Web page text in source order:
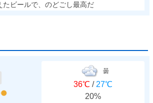
たビールで、のどごし最高だ
曇
36℃ / 27℃
20%